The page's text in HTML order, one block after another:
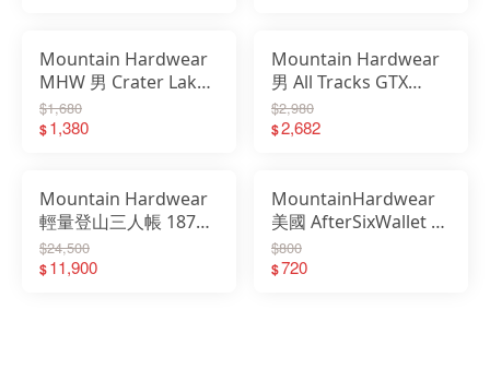
Mountain Hardwear
MHW 男 Crater Lake
防曬長袖排汗衣
1982421
$1,680
$1,380
Mountain Hardwear
男 All Tracks GTX
Glove 防水手套 滑雪
保暖 2097101
$2,980
$2,682
Mountain Hardwear
輕量登山三人帳 1874g
Aspect 3 Tent
1830091-254
$24,500
$11,900
MountainHardwear
美國 AfterSixWallet 2
色 錢包 零錢包
OE2240
$800
$720